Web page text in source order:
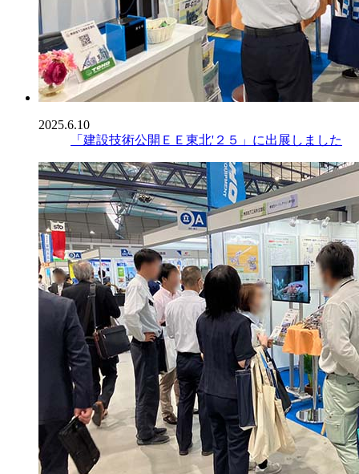
2025.6.10
「建設技術公開ＥＥ東北'２５」に出展しました